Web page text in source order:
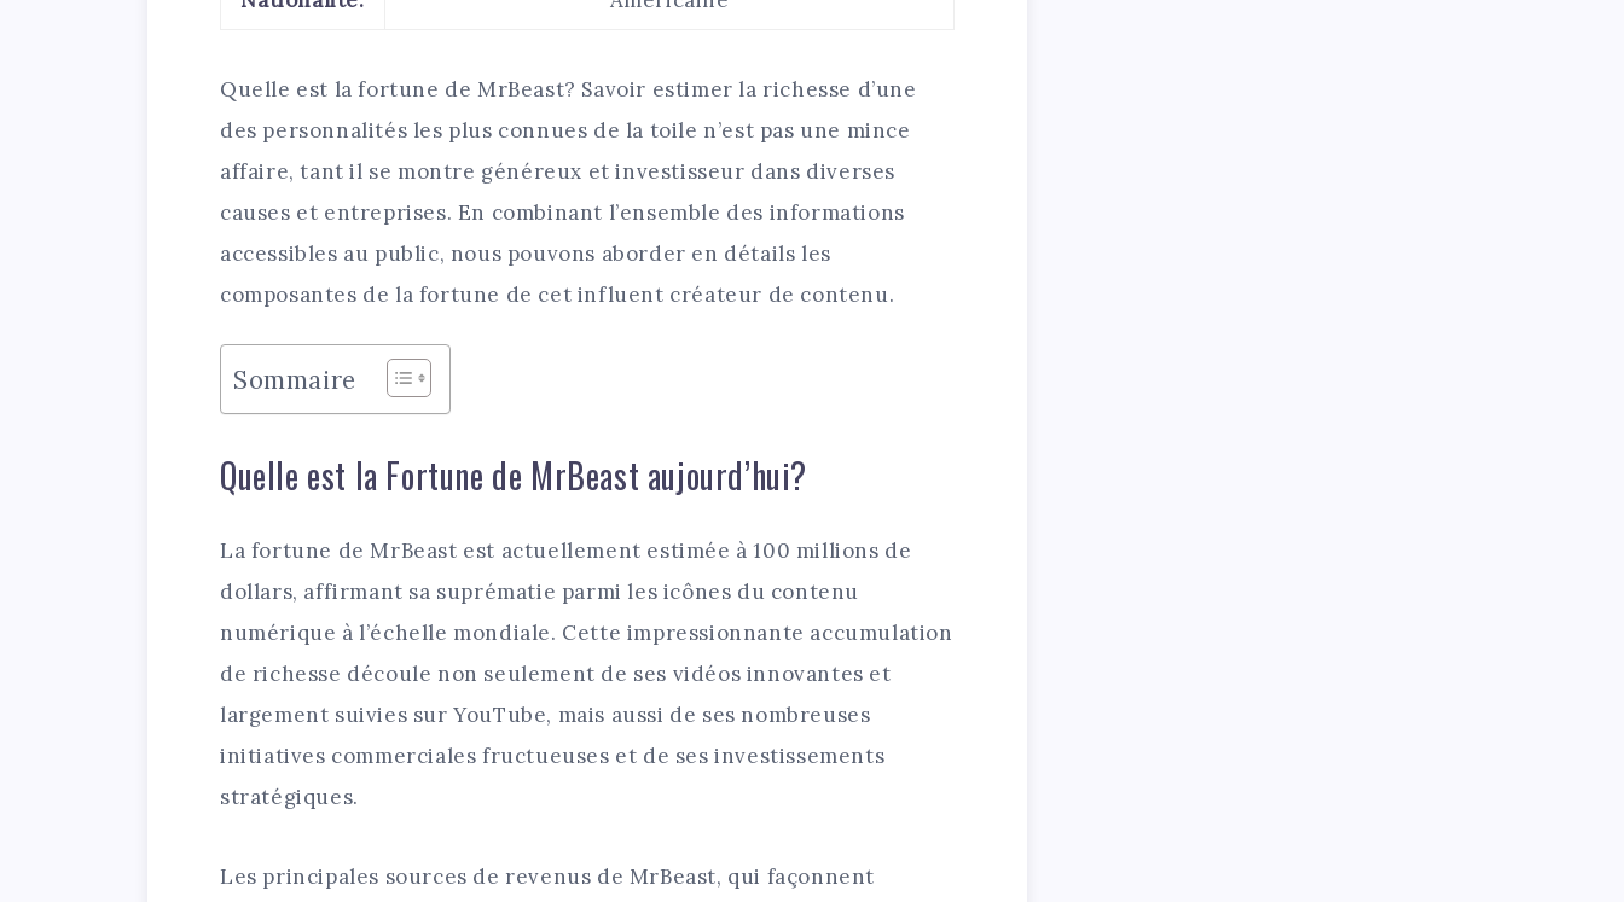
Quelle est la fortune de MrBeast? Savoir estimer la richesse d’une
des personnalités les plus connues de la toile n’est pas une mince
affaire, tant il se montre généreux et investisseur dans diverses
causes et entreprises. En combinant l’ensemble des informations
accessibles au public, nous pouvons aborder en détails les
composantes de la fortune de cet influent créateur de contenu.
Sommaire
Quelle est la Fortune de MrBeast aujourd’hui?
La fortune de MrBeast est actuellement estimée à 100 millions de
dollars, affirmant sa suprématie parmi les icônes du contenu
numérique à l’échelle mondiale. Cette impressionnante accumulation
de richesse découle non seulement de ses vidéos innovantes et
largement suivies sur YouTube, mais aussi de ses nombreuses
initiatives commerciales fructueuses et de ses investissements
stratégiques.
Les principales sources de revenus de MrBeast, qui façonnent